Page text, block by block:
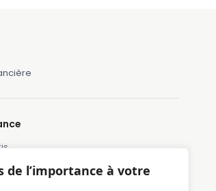
de l’importance à votre